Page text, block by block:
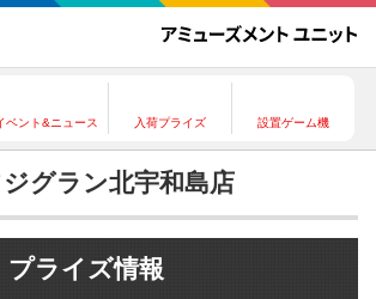
ベント&ニュース 入荷プライズ 設置ゲーム機
グラン北宇和島店
プライズ情報